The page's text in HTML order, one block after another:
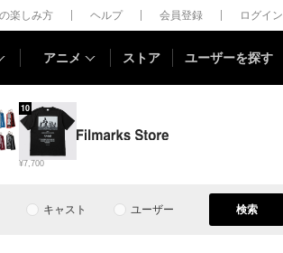
楽しみ方 ヘルプ 会員登録 ログイン
アニメ ストア ユーザーを探す
¥7,700
10
キャスト ユーザー 検索